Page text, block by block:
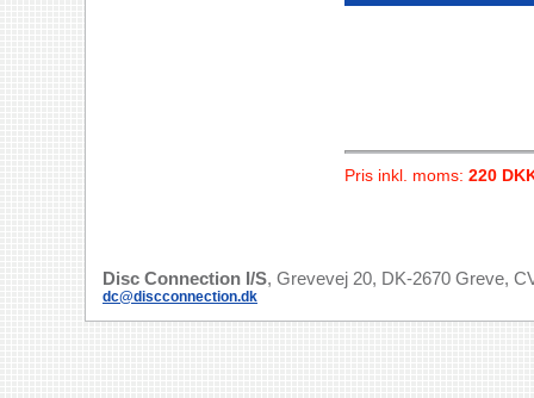
Pris inkl. moms: 220
Disc Connection I/S, Grevevej 20, DK-2670 Greve,
dc@discconnection.dk